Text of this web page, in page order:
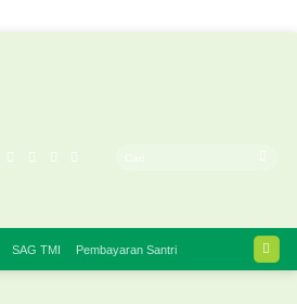
SAG TMI Pembayaran Santri